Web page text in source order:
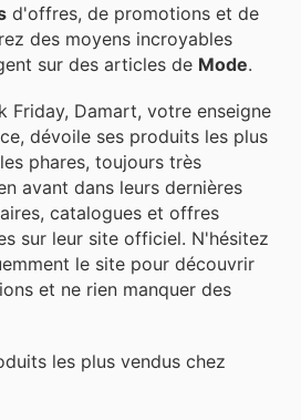
d'offres, de promotions et de
des moyens incroyables
sur des articles de Mode.
Friday, Damart, votre enseigne
dévoile ses produits les plus
phares, toujours très
avant dans leurs dernières
catalogues et offres
sur leur site officiel. N'hésitez
le site pour découvrir
et ne rien manquer des
les plus vendus chez